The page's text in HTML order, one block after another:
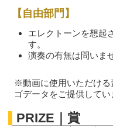
【自由部門】
エレクトーンを想起
す。
演奏の有無は問いま
※動画に使用いただける
ゴデータをご提供して
PRIZE｜賞